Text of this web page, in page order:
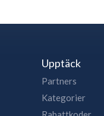
Upptäck
Partners
Kategorier